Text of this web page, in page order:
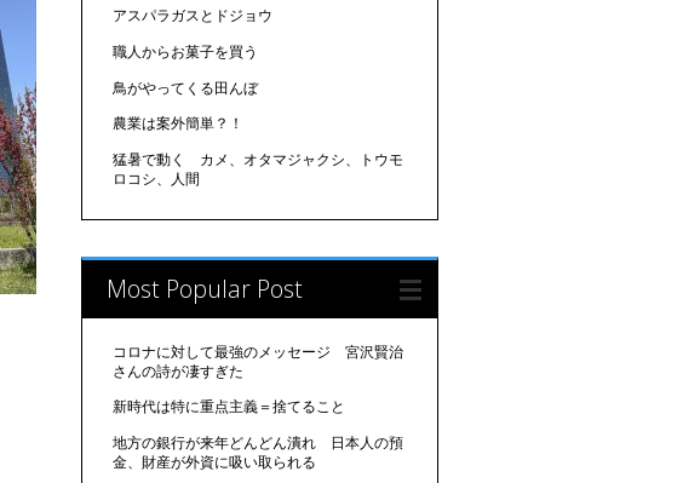
アスパラガスとドジョウ
職人からお菓子を買う
鳥がやってくる田んぼ
農業は案外簡単？！
猛暑で動く カメ、オタマジャクシ、トウモ
ロコシ、人間
Most Popular Post
コロナに対して最強のメッセージ 宮沢賢治
さんの詩が凄すぎた
新時代は特に重点主義＝捨てること
地方の銀行が来年どんどん潰れ 日本人の預
金、財産が外資に吸い取られる